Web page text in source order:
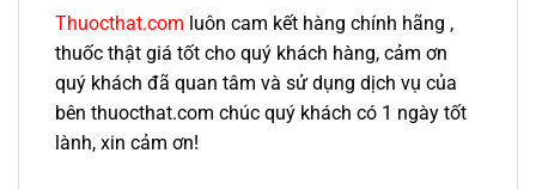
Thuocthat.com luôn cam kết hàng chính hãng ,
thuốc thật giá tốt cho quý khách hàng, cảm ơn
quý khách đã quan tâm và sử dụng dịch vụ của
bên thuocthat.com chúc quý khách có 1 ngày tốt
lành, xin cảm ơn!